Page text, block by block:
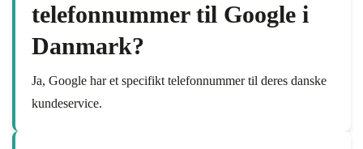
telefonnummer til Google i
Danmark?
Ja, Google har et specifikt telefonnummer til deres danske
kundeservice.